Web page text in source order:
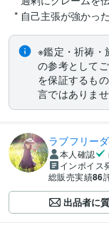
※鑑定・祈祷・
の参考として
を保証するも
言ではありませ
ラブフリー
本人確認
インボイス
総販売実績86
出品者に